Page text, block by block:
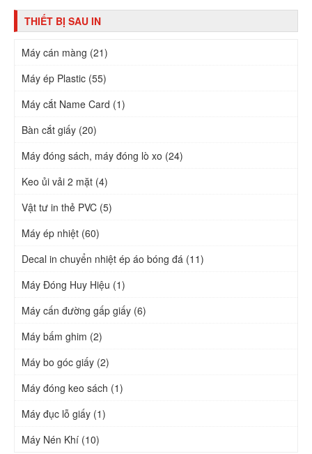
THIẾT BỊ SAU IN
Máy cán màng (21)
Máy ép Plastic (55)
Máy cắt Name Card (1)
Bàn cắt giấy (20)
Máy đóng sách, máy đóng lò xo (24)
Keo ủi vải 2 mặt (4)
Vật tư in thẻ PVC (5)
Máy ép nhiệt (60)
Decal in chuyển nhiệt ép áo bóng đá (11)
Máy Đóng Huy Hiệu (1)
Máy cấn đường gấp giấy (6)
Máy bấm ghim (2)
Máy bo góc giấy (2)
Máy đóng keo sách (1)
Máy đục lỗ giấy (1)
Máy Nén Khí (10)